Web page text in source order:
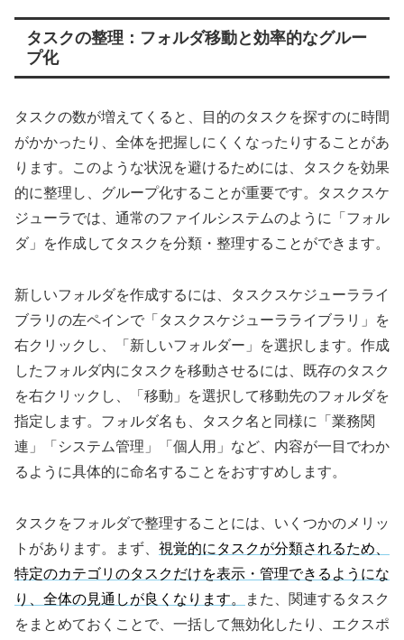
タスクの整理：フォルダ移動と効率的なグルー
プ化
タスクの数が増えてくると、目的のタスクを探すのに時間
がかかったり、全体を把握しにくくなったりすることがあ
ります。このような状況を避けるためには、タスクを効果
的に整理し、グループ化することが重要です。タスクスケ
ジューラでは、通常のファイルシステムのように「フォル
ダ」を作成してタスクを分類・整理することができます。
新しいフォルダを作成するには、タスクスケジューラライ
ブラリの左ペインで「タスクスケジューラライブラリ」を
右クリックし、「新しいフォルダー」を選択します。作成
したフォルダ内にタスクを移動させるには、既存のタスク
を右クリックし、「移動」を選択して移動先のフォルダを
指定します。フォルダ名も、タスク名と同様に「業務関
連」「システム管理」「個人用」など、内容が一目でわか
るように具体的に命名することをおすすめします。
タスクをフォルダで整理することには、いくつかのメリッ
トがあります。まず、 視覚的にタスクが分類されるため、
特定のカテゴリのタスクだけを表示・管理できるようにな
り、全体の見通しが良くなります。
また、関連するタスク
をまとめておくことで、一括して無効化したり、エクスポ